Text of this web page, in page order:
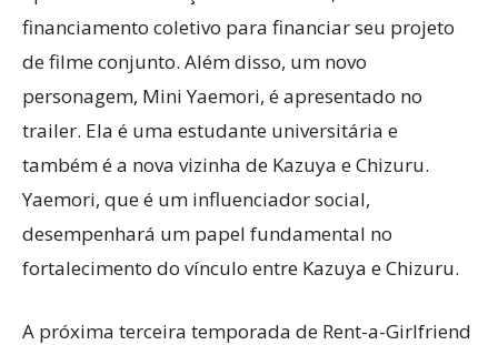
financiamento coletivo para financiar seu projeto
de filme conjunto. Além disso, um novo
personagem, Mini Yaemori, é apresentado no
trailer. Ela é uma estudante universitária e
também é a nova vizinha de Kazuya e Chizuru.
Yaemori, que é um influenciador social,
desempenhará um papel fundamental no
fortalecimento do vínculo entre Kazuya e Chizuru.
A próxima terceira temporada de Rent-a-Girlfriend